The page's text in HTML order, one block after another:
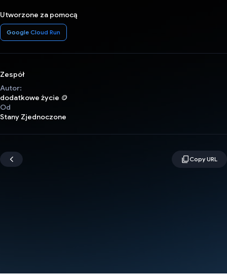
Utworzone za pomocą
Google Cloud Run
Zespół
Autor:
dodatkowe życie 🪙
Od
Stany Zjednoczone